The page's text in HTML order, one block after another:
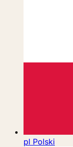
pl Polski